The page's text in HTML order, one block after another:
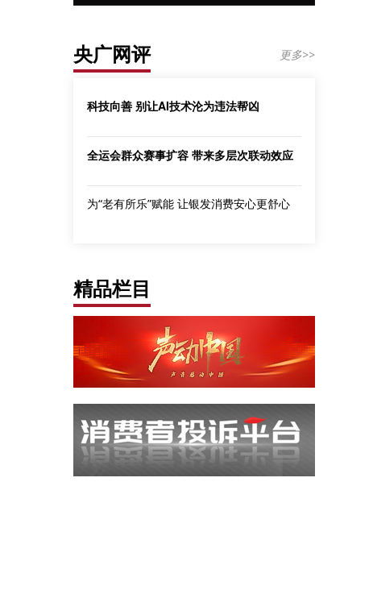
央广网评 更多>>
科技向善 别让AI技术沦为违法帮凶
全运会群众赛事扩容 带来多层次联动效应
为“老有所乐”赋能 让银发消费安心更舒心
精品栏目